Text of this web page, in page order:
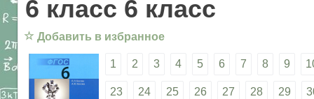
6 класс 6 класс
☆ Добавить в избранное
1 2 3 4 5 6 7 8 9
23 24 25 26 27 28 29